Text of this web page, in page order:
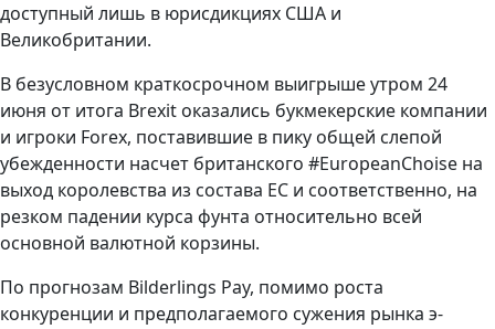
доступный лишь в юрисдикциях США и
Великобритании.
В безусловном краткосрочном выигрыше утром 24
июня от итога Brexit оказались букмекерские компании
и игроки Forex, поставившие в пику общей слепой
убежденности насчет британского #EuropeanChoise на
выход королевства из состава ЕС и соответственно, на
резком падении курса фунта относительно всей
основной валютной корзины.
По прогнозам Bilderlings Pay, помимо роста
конкуренции и предполагаемого сужения рынка э-